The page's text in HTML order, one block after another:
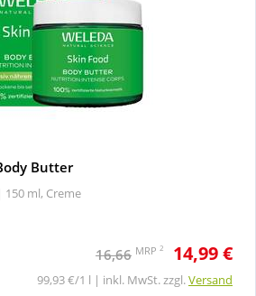
Butter
150 ml, Creme
16,66 MRP 2 14,99 €
99,93 €/1 l | inkl. MwSt. zzgl.Versand